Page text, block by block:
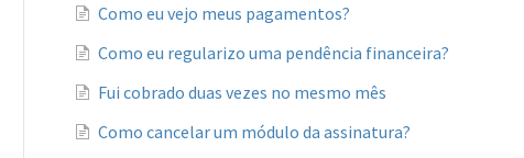
Como eu vejo meus pagamentos?
Como eu regularizo uma pendência financeira?
Fui cobrado duas vezes no mesmo mês
Como cancelar um módulo da assinatura?